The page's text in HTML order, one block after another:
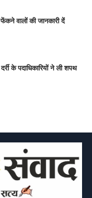
वालों की जानकारी दें
के पदाधिकारियों ने ली शपथ